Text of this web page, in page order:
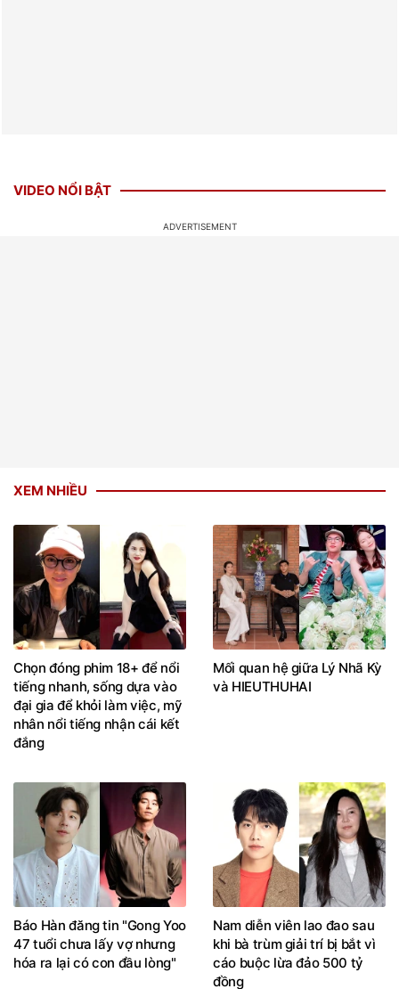
VIDEO NỔI BẬT
XEM NHIỀU
Chọn đóng phim 18+ để nổi
tiếng nhanh, sống dựa vào
đại gia để khỏi làm việc, mỹ
nhân nổi tiếng nhận cái kết
đắng
Mối quan hệ giữa Lý Nhã Kỳ
và HIEUTHUHAI
Báo Hàn đăng tin "Gong Yoo
47 tuổi chưa lấy vợ nhưng
hóa ra lại có con đầu lòng"
Nam diễn viên lao đao sau
khi bà trùm giải trí bị bắt vì
cáo buộc lừa đảo 500 tỷ
đồng